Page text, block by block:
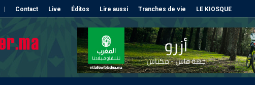
Contact Live Éditos Lire aussi Tranches de vie LE KIOSQUE